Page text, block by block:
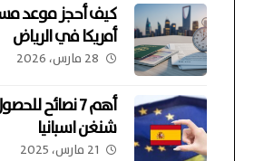
كيف أحجز موعد
أمريكا في الرياض
28 مارس، 2026
أهم 7 نصائح
شنغن اسبانيا
21 مارس، 2025